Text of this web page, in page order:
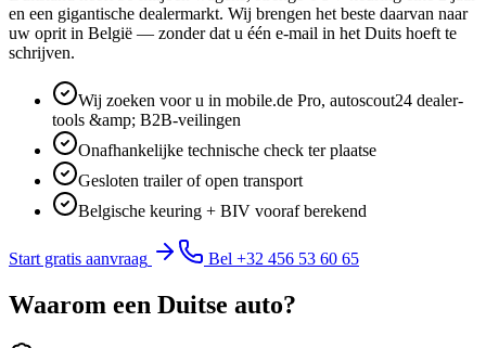
en een gigantische dealermarkt. Wij brengen het beste daarvan naar
uw oprit in België — zonder dat u één e-mail in het Duits hoeft te
schrijven.
Wij zoeken voor u in mobile.de Pro, autoscout24 dealer-
tools &amp; B2B-veilingen
Onafhankelijke technische check ter plaatse
Gesloten trailer of open transport
Belgische keuring + BIV vooraf berekend
Start gratis aanvraag Bel +32 456 53 60 65
Waarom een Duitse auto?